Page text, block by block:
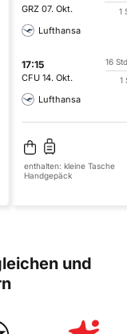
GRZ 07. Okt.
1
Lufthansa
17:15
CFU 14. Okt.
16
1
Lufthansa
enthalten: kleine Tasche
Handgepäck
und